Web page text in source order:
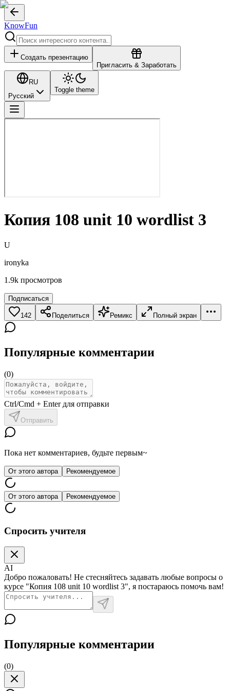
KnowFun
Создать презентацию
Пригласить & Заработать
RU
Русский
Toggle theme
Копия 108 unit 10 wordlist 3
U
ironyka
1.9k просмотров
Подписаться
142 Поделиться Ремикс Полный экран
Популярные комментарии
(0)
Ctrl/Cmd + Enter для отправки
Отправить
Пока нет комментариев, будьте первым~
От этого автора Рекомендуемое
От этого автора Рекомендуемое
Спросить учителя
AI
Добро пожаловать! Не стесняйтесь задавать любые вопросы о
курсе "Копия 108 unit 10 wordlist 3", я постараюсь помочь вам!
Популярные комментарии
(0)